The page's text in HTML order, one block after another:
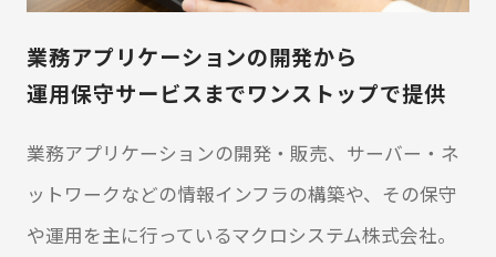
業務アプリケーションの開発から
運用保守サービスまでワンストップで提供
業務アプリケーションの開発・販売、サーバー・ネ
ットワークなどの情報インフラの構築や、その保守
や運用を主に行っているマクロシステム株式会社。